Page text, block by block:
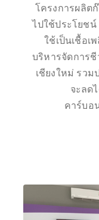
โครงการผลิต
ไปใช้ประโยชน์
ใช้เป็นเชื้อ
บริหารจัดการ
เชียงใหม่ รว
จะลด
คาร์บอ